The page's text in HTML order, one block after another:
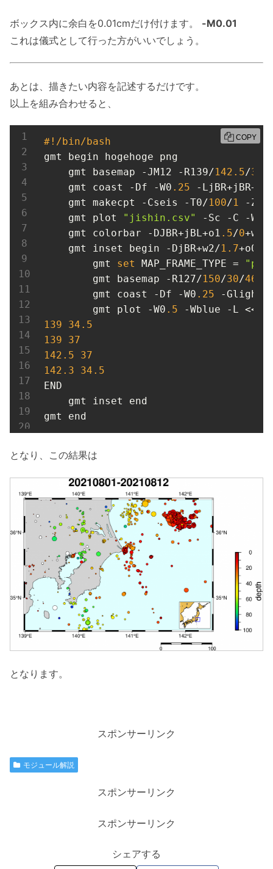
ボックス内に余白を0.01cmだけ付けます。 -M0.01
これは儀式として行った方がいいでしょう。
あとは、描きたい内容を記述するだけです。
以上を組み合わせると、
#!/bin/bash
gmt begin hogehoge png
    gmt basemap -JM12 -R139/
142.5/
    gmt coast -Df -W0
.25 -
    gmt makecpt -Cseis -T0/
100/1 -Z
    gmt plot
"jishin.csv" -Sc -C -W0
    gmt colorbar -DJBR+jBL+o1
.5/0+w
    gmt inset begin -DjBR+w2/
1.7+o0
        gmt
set MAP_FRAME_TYPE =
        gmt basemap -R127/
150/30/46
        gmt coast -Df -W0
.25 -
        gmt plot -W0
.5
139
34.5
139
37
142.5
37
142.3
34.5
END
    gmt inset end
gmt end
COPY
となり、この結果は
となります。
スポンサーリンク
モジュール解説
スポンサーリンク
スポンサーリンク
シェアする